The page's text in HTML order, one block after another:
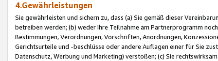
4.Gewährleistungen
Sie gewährleisten und sichern zu, dass (a) Sie gemäß dieser
betreiben werden; (b) weder Ihre Teilnahme am Partnerprogramm
Bestimmungen, Verordnungen, Vorschriften, Anordnungen,
Gerichtsurteile und -beschlüsse oder andere Auflagen einer für Sie
Datenschutz, Werbung und Marketing) verstoßen; (c) Sie